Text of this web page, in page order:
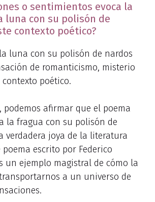
o sentimientos evoca la
luna con su polisón de
contexto poético?
luna con su polisón de nardos
de romanticismo, misterio
poético.
podemos afirmar que el poema
la fragua con su polisón de
verdadera joya de la literatura
poema escrito por Federico
un ejemplo magistral de cómo la
a un universo de